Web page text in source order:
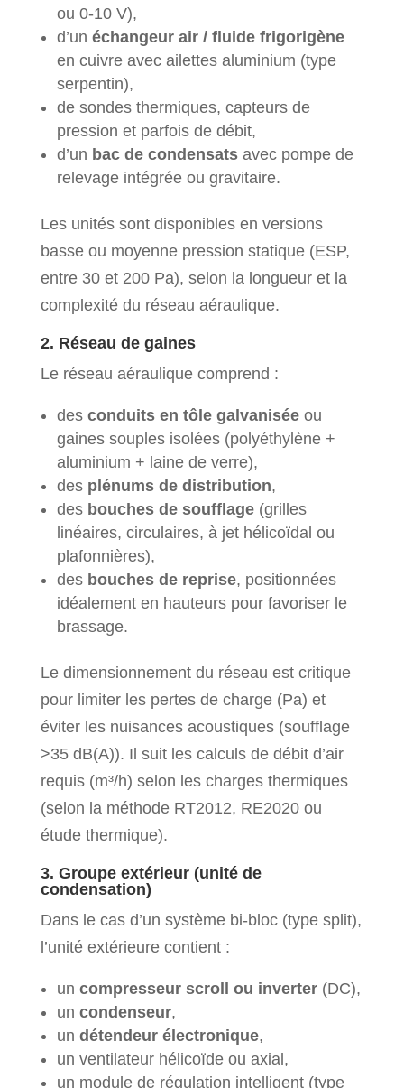
ou 0-10 V),
d’un échangeur air / fluide frigorigène
en cuivre avec ailettes aluminium (type
serpentin),
de sondes thermiques, capteurs de
pression et parfois de débit,
d’un bac de condensatsavec pompe de
relevage intégrée ou gravitaire.
Les unités sont disponibles en versions
basse ou moyenne pression statique (ESP,
entre 30 et 200 Pa), selon la longueur et la
complexité du réseau aéraulique.
2. Réseau de gaines
Le réseau aéraulique comprend :
des conduits en tôle galvaniséeou
gaines souples isolées (polyéthylène +
aluminium + laine de verre),
des plénums de distribution,
des bouches de soufflage(grilles
linéaires, circulaires, à jet hélicoïdal ou
plafonnières),
des bouches de reprise, positionnées
idéalement en hauteurs pour favoriser le
brassage.
Le dimensionnement du réseau est critique
pour limiter les pertes de charge (Pa) et
éviter les nuisances acoustiques (soufflage
>35 dB(A)). Il suit les calculs de débit d’air
requis (m³/h) selon les charges thermiques
(selon la méthode RT2012, RE2020 ou
étude thermique).
3. Groupe extérieur (unité de
condensation)
Dans le cas d’un système bi-bloc (type split),
l’unité extérieure contient :
un compresseur scroll ou inverter(DC),
un condenseur,
un détendeur électronique,
un ventilateur hélicoïde ou axial,
un module de régulation intelligent (type